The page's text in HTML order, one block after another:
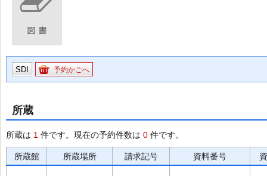
SDI 予約かごへ
所蔵
所蔵は 1 件です。現在の予約件数は 0 件です。
所蔵館 所蔵場所 請求記号 資料番号